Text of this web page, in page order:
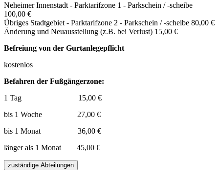
Neheimer Innenstadt - Parktarifzone 1 - Parkschein / -scheibe
100,00 €
Übriges Stadtgebiet - Parktarifzone 2 - Parkschein / -scheibe 80,00 €
Änderung und Neuausstellung (z.B. bei Verlust) 15,00 €
Befreiung von der Gurtanlegepflicht
kostenlos
Befahren der Fußgängerzone:
1 Tag 15,00 €
bis 1 Woche 27,00 €
bis 1 Monat 36,00 €
länger als 1 Monat 45,00 €
zuständige Abteilungen